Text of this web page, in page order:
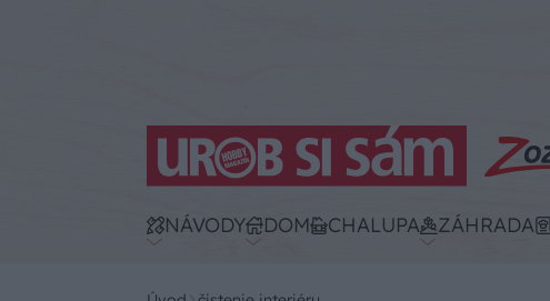
NÁVODY DOM CHALUPA ZÁHRADA